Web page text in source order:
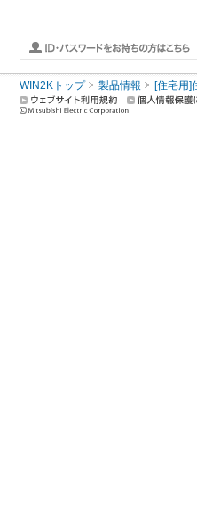
WIN2Kトップ 製品情報 [住宅用]